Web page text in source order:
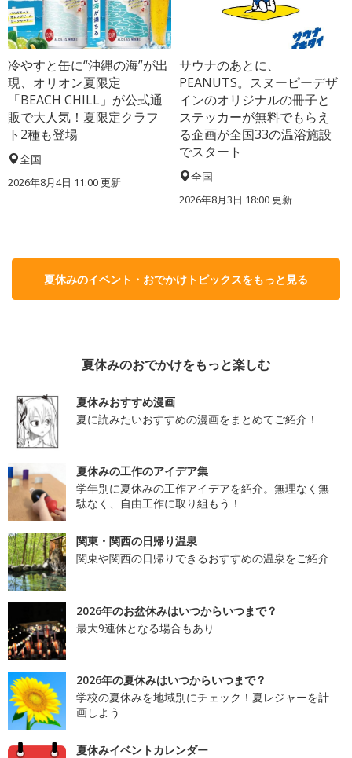
冷やすと缶に“沖縄の海”が出
現、オリオン夏限定
「BEACH CHILL」が公式通
販で大人気！夏限定クラフ
ト2種も登場
全国
2026年8月4日 11:00更新
サウナのあとに、
PEANUTS。スヌーピーデザ
インのオリジナルの冊子と
ステッカーが無料でもらえ
る企画が全国33の温浴施設
でスタート
全国
2026年8月3日 18:00更新
夏休みのイベント・おでかけトピックスをもっと見る
夏休みのおでかけをもっと楽しむ
夏休みおすすめ漫画
夏に読みたいおすすめの漫画をまとめてご紹介！
夏休みの工作のアイデア集
学年別に夏休みの工作アイデアを紹介。無理なく無
駄なく、自由工作に取り組もう！
関東・関西の日帰り温泉
関東や関西の日帰りできるおすすめの温泉をご紹介
2026年のお盆休みはいつからいつまで？
最大9連休となる場合もあり
2026年の夏休みはいつからいつまで？
学校の夏休みを地域別にチェック！夏レジャーを計
画しよう
夏休みイベントカレンダー